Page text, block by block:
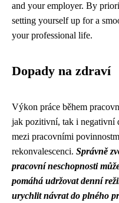
and your employer. By
setting yourself up for a
your professional life.
Dopady na zdraví
Výkon práce během
jak pozitivní, tak i negativní
mezi pracovními
rekonvalescenci. Správně
pracovní neschopnosti
pomáhá udržovat denní
urychlit návrat do plného